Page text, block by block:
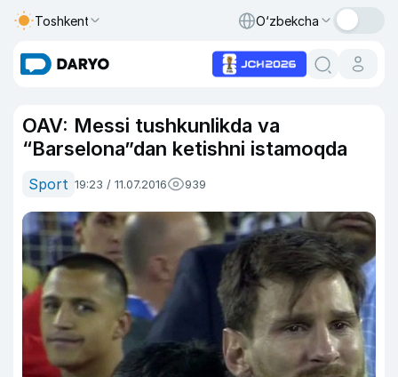
Toshkent O‘zbekcha
OAV: Messi tushkunlikda va
“Barselona”dan ketishni istamoqda
Sport 19:23 / 11.07.2016 939